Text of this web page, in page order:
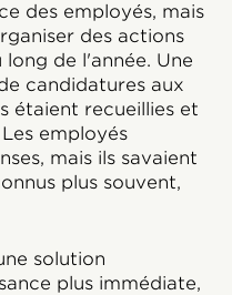
des employés, mais
des actions
de l'année. Une
candidatures aux
étaient recueillies et
employés
mais ils savaient
plus souvent,
solution
plus immédiate,